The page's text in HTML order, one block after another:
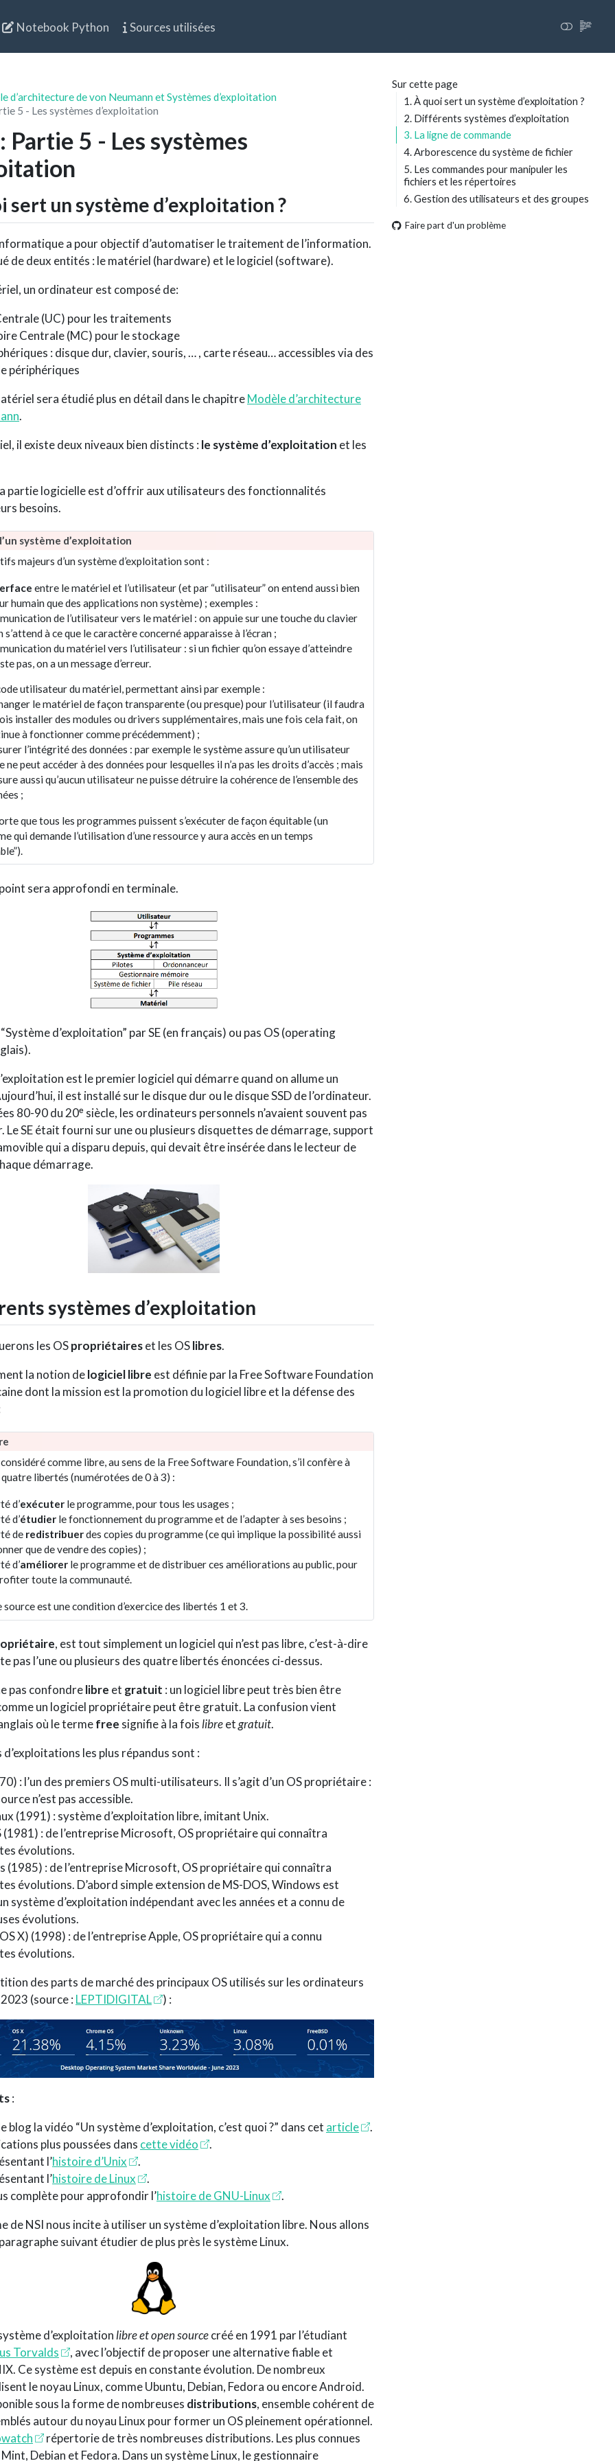
Notebook Python Sources utilisées
Sur cette page
1. À quoi sert un système d’exploitation ?
2. Différents systèmes d’exploitation
3. La ligne de commande
4. Arborescence du système de fichier
5. Les commandes pour manipuler les
fichiers et les répertoires
6. Gestion des utilisateurs et des groupes
Faire part d'un problème
d’architecture de von Neumann et Systèmes d’exploitation
5 - Les systèmes d’exploitation
Partie 5 - Les systèmes
sert un système d’exploitation ?
a pour objectif d’automatiser le traitement de l’information.
de deux entités : le matériel (hardware) et le logiciel (software).
un ordinateur est composé de:
(UC) pour les traitements
Centrale (MC) pour le stockage
: disque dur, clavier, souris, … , carte réseau… accessibles via des
périphériques
sera étudié plus en détail dans le chapitreModèle d’architecture
.
il existe deux niveaux bien distincts : le système d’exploitation et les
partie logicielle est d’offrir aux utilisateurs des fonctionnalités
besoins.
système d’exploitation
majeurs d’un système d’exploitation sont :
entre le matériel et l’utilisateur (et par “utilisateur” on entend aussi bien
humain que des applications non système) ; exemples :
de l’utilisateur vers le matériel : on appuie sur une touche du clavier
s’attend à ce que le caractère concerné apparaisse à l’écran ;
du matériel vers l’utilisateur : si un fichier qu’on essaye d’atteindre
pas, on a un message d’erreur.
utilisateur du matériel, permettant ainsi par exemple :
le matériel de façon transparente (ou presque) pour l’utilisateur (il faudra
installer des modules ou drivers supplémentaires, mais une fois cela fait, on
à fonctionner comme précédemment) ;
l’intégrité des données : par exemple le système assure qu’un utilisateur
ne peut accéder à des données pour lesquelles il n’a pas les droits d’accès ; mais
aussi qu’aucun utilisateur ne puisse détruire la cohérence de l’ensemble des
;
que tous les programmes puissent s’exécuter de façon équitable (un
qui demande l’utilisation d’une ressource y aura accès en un temps
sera approfondi en terminale.
d’exploitation” par SE (en français) ou pas OS (operating
est le premier logiciel qui démarre quand on allume un
il est installé sur le disque dur ou le disque SSD de l’ordinateur.
80-90 du 20ᵉ siècle, les ordinateurs personnels n’avaient souvent pas
Le SE était fourni sur une ou plusieurs disquettes de démarrage, support
qui a disparu depuis, qui devait être insérée dans le lecteur de
démarrage.
systèmes d’exploitation
les OSpropriétaireset les OSlibres.
la notion delogiciel libre est définie par la Free Software Foundation
dont la mission est la promotion du logiciel libre et la défense des
comme libre, au sens de la Free Software Foundation, s’il confère à
libertés (numérotées de 0 à 3) :
d’exécuterle programme, pour tous les usages ;
d’étudierle fonctionnement du programme et de l’adapter à ses besoins ;
de redistribuerdes copies du programme (ce qui implique la possibilité aussi
que de vendre des copies) ;
d’améliorerle programme et de distribuer ces améliorations au public, pour
toute la communauté.
source est une condition d’exercice des libertés 1 et 3.
, est tout simplement un logiciel qui n’est pas libre, c’est-à-dire
pas l’une ou plusieurs des quatre libertés énoncées ci-dessus.
pas confondrelibre et gratuit : un logiciel libre peut très bien être
un logiciel propriétaire peut être gratuit. La confusion vient
où le termefree signifie à la fois libreetgratuit.
d’exploitations les plus répandus sont :
: l’un des premiers OS multi-utilisateurs. Il s’agit d’un OS propriétaire :
n’est pas accessible.
(1991) : système d’exploitation libre, imitant Unix.
(1981) : de l’entreprise Microsoft, OS propriétaire qui connaîtra
évolutions.
(1985) : de l’entreprise Microsoft, OS propriétaire qui connaîtra
évolutions. D’abord simple extension de MS-DOS, Windows est
système d’exploitation indépendant avec les années et a connu de
évolutions.
X) (1998) : de l’entreprise Apple, OS propriétaire qui a connu
évolutions.
des parts de marché des principaux OS utilisés sur les ordinateurs
(source : LEPTIDIGITAL ) :
:
blog la vidéo “Un système d’exploitation, c’est quoi ?” dans cet article
.
plus poussées dans cette vidéo
.
l’histoire d’Unix
.
l’histoire de Linux
.
complète pour approfondir l’histoire de GNU-Linux
.
de NSI nous incite à utiliser un système d’exploitation libre. Nous allons
suivant étudier de plus près le système Linux.
d’exploitationlibre et open sourcecréé en 1991 par l’étudiant
Torvalds
, avec l’objectif de proposer une alternative fiable et
Ce système est depuis en constante évolution. De nombreux
le noyau Linux, comme Ubuntu, Debian, Fedora ou encore Android.
sous la forme de nombreuses distributions, ensemble cohérent de
autour du noyau Linux pour former un OS pleinement opérationnel.
répertorie de très nombreuses distributions. Les plus connues
Debian et Fedora. Dans un système Linux, le gestionnaire